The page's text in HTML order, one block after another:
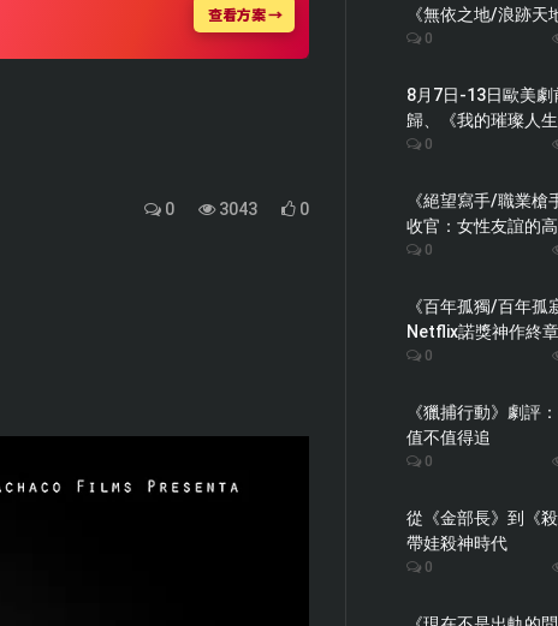
0 3043 0
《無依之地/浪跡天
0
8月7日-13日歐美劇
歸、《我的璀璨人
0
《絕望寫手/職業
收官：女性友誼的
0
《百年孤獨/百年孤
Netflix諾獎神作終章
0
《獵捕行動》劇評
值不值得追
0
從《金部長》到《
帶娃殺神時代
0